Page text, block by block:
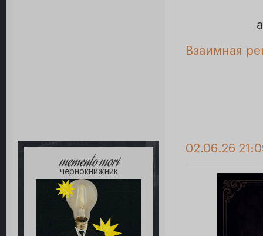
Взаимная
memento mori
чернокнижник
02.06.26